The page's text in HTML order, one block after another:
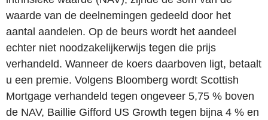
waarde van de deelnemingen gedeeld door het
aantal aandelen. Op de beurs wordt het aandeel
echter niet noodzakelijkerwijs tegen die prijs
verhandeld. Wanneer de koers daarboven ligt, betaalt
u een premie. Volgens Bloomberg wordt Scottish
Mortgage verhandeld tegen ongeveer 5,75 % boven
de NAV, Baillie Gifford US Growth tegen bijna 4 % en